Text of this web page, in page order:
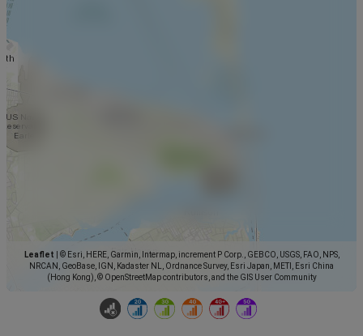
Leaflet
© Esri, HERE, Garmin, Intermap, increment P Corp., GEBCO, USGS, FAO, NPS,
NRCAN, GeoBase, IGN, Kadaster NL, Ordnance Survey, Esri Japan, METI, Esri China
(Hong Kong), © OpenStreetMap contributors, and the GIS User Community